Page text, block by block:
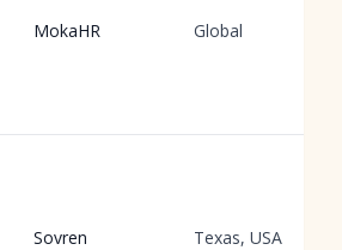
MokaHR Global
Sovren Texas, USA